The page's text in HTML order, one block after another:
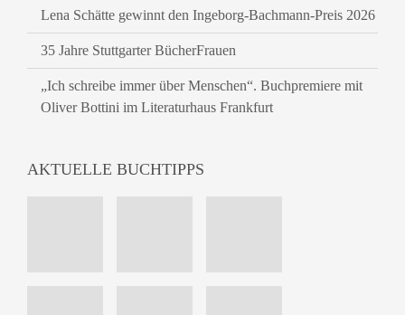
Lena Schätte gewinnt den Ingeborg-Bachmann-Preis 2026
35 Jahre Stuttgarter BücherFrauen
„Ich schreibe immer über Menschen“. Buchpremiere mit
Oliver Bottini im Literaturhaus Frankfurt
AKTUELLE BUCHTIPPS